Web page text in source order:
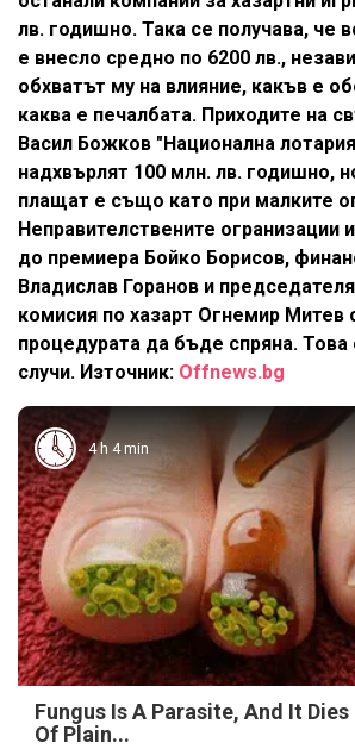
лв. годишно. Така се получава, че
е внесло средно по 6200 лв.,
обхватът му на влияние, какъв е
каква е печалбата. Приходите на
Васил Божков "Национална
надхвърлят 100 млн. лв. годишно,
плащат е също като при малките
Неправителствените огранизации
до премиера Бойко Борисов,
Владислав Горанов и
комисия по хазарт Огнемир Митев
процедурата да бъде спряна. Това
случи. Източник: Offnews.bg
4 h 4 min
Fungus Is A Parasite, And It
Of Plain...